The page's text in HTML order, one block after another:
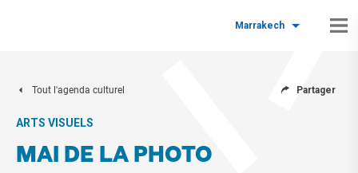
Marrakech
Tout l'agenda culturel Partager
ARTS VISUELS
MAI DE LA PHOTO